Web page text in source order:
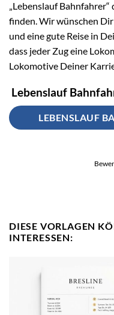
„Lebenslauf
finden. Wir wünschen
und eine gute Reise in
dass jeder Zug eine
Lokomotive Deiner
Lebenslauf
LEBENSLAUF
DIESE VORLAGEN
INTERESSEN: